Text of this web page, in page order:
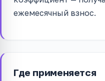
ежемесячный взнос.
Где применяется